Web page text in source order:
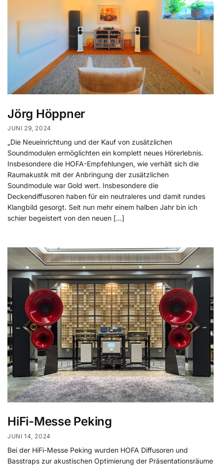
Jörg Höppner
JUNI 29, 2024
„Die Neueinrichtung und der Kauf von zusätzlichen
Soundmodulen ermöglichten ein komplett neues Hörerlebnis.
Insbesondere die HOFA-Empfehlungen, wie verhält sich die
Raumakustik mit der Anbringung der zusätzlichen
Soundmodule war Gold wert. Insbesondere die
Deckendiffusoren haben für ein neutraleres und damit rundes
Klangbild gesorgt. Seit nun mehr einem halben Jahr bin ich
schier begeistert von den neuen […]
HiFi-Messe Peking
JUNI 14, 2024
Bei der HiFi-Messe Peking wurden HOFA Diffusoren und
Basstraps zur akustischen Optimierung der Präsentationsräume